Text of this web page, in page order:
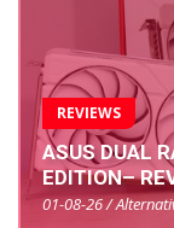
REVIEWS
ASUS DUAL
EDITION–
01-08-26 /